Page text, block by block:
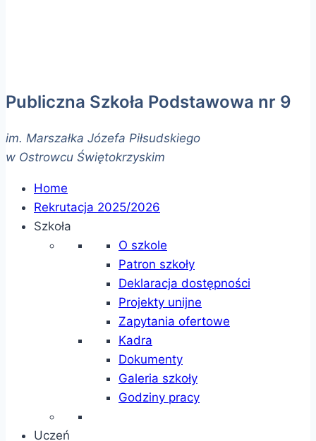
Publiczna Szkoła Podstawowa nr 9
im. Marszałka Józefa Piłsudskiego
w Ostrowcu Świętokrzyskim
Home
Rekrutacja 2025/2026
Szkoła
O szkole
Patron szkoły
Deklaracja dostępności
Projekty unijne
Zapytania ofertowe
Kadra
Dokumenty
Galeria szkoły
Godziny pracy
Uczeń